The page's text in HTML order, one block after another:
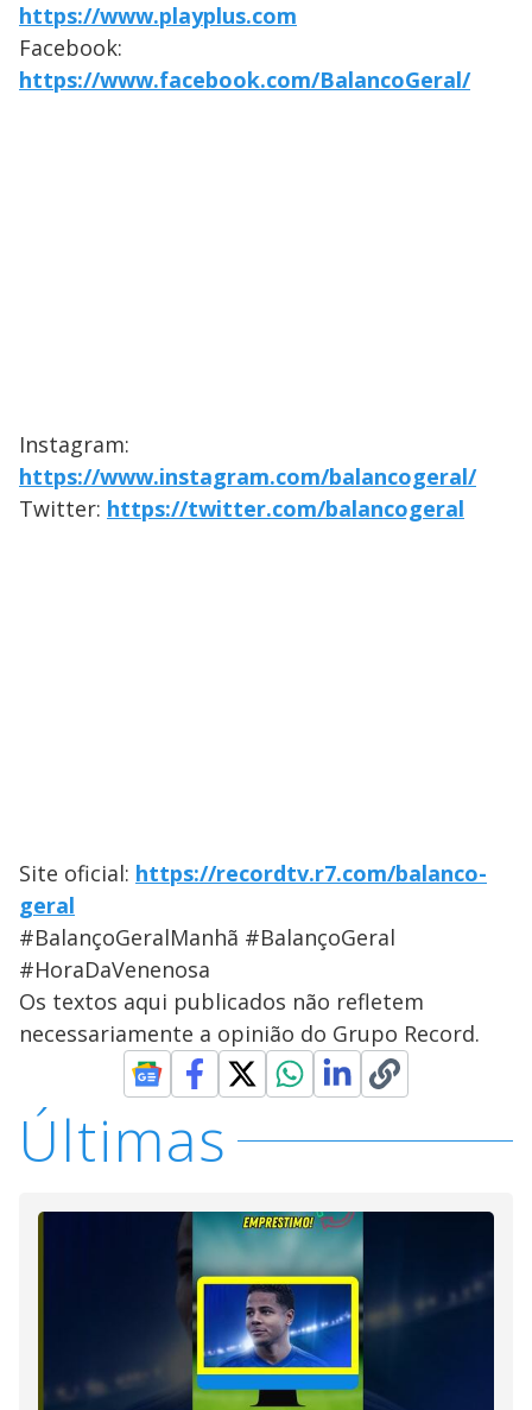
https://www.playplus.com
Facebook:
https://www.facebook.com/BalancoGeral/
Instagram:
https://www.instagram.com/balancogeral/
Twitter: https://twitter.com/balancogeral
Site oficial: https://recordtv.r7.com/balanco-
geral
#BalançoGeralManhã #BalançoGeral
#HoraDaVenenosa
Os textos aqui publicados não refletem
necessariamente a opinião do Grupo Record.
Últimas